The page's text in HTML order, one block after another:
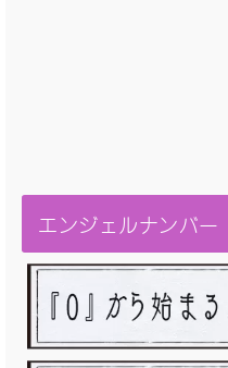
エンジェルナンバー